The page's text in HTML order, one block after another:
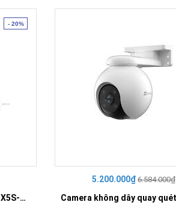
- 20%
Đầu ghi không dây EZVIZ CS-X5S-R100-4W
5.200.000₫ 6.584.000₫